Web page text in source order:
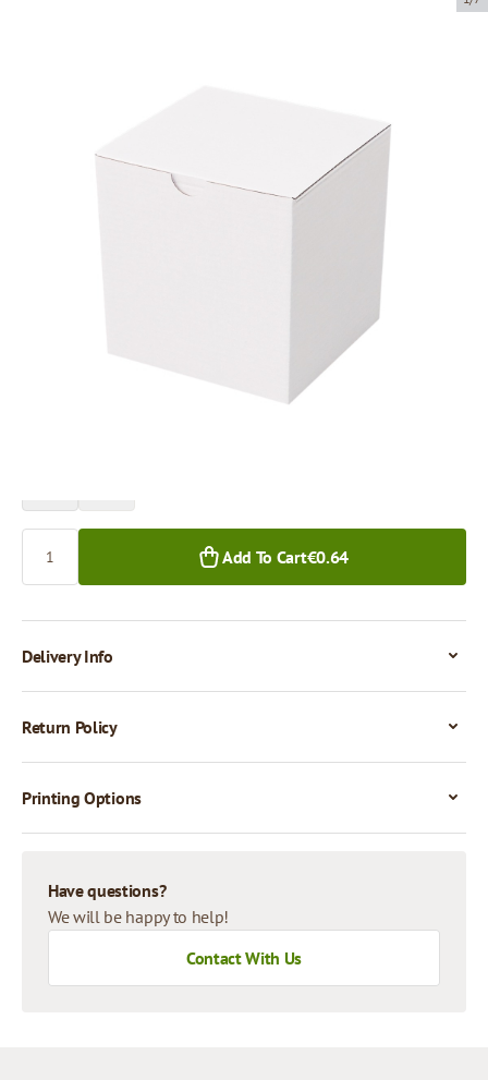
110 x 110 x 110 mm
white corrugated cardboard
Add To Cart€0.64
Delivery Info
Return Policy
Printing Options
Have questions?
We will be happy to help!
Contact With Us